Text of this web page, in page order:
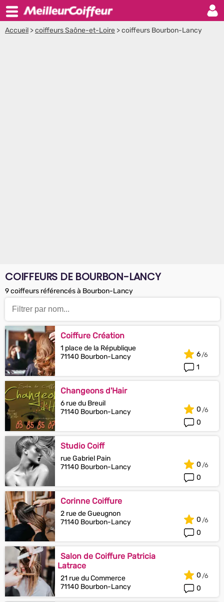
Accueil >coiffeurs Saône-et-Loire >coiffeurs Bourbon-Lancy
COIFFEURS DE BOURBON-LANCY
9 coiffeurs référencés à Bourbon-Lancy
Coiffure Création
1 place de la République
71140 Bourbon-Lancy
1
6
Changeons d'Hair
6 rue du Breuil
71140 Bourbon-Lancy
0
0
Studio Coiff
rue Gabriel Pain
71140 Bourbon-Lancy
0
0
Corinne Coiffure
2 rue de Gueugnon
71140 Bourbon-Lancy
0
0
Salon de Coiffure Patricia
Latrace
21 rue du Commerce
71140 Bourbon-Lancy
0
0